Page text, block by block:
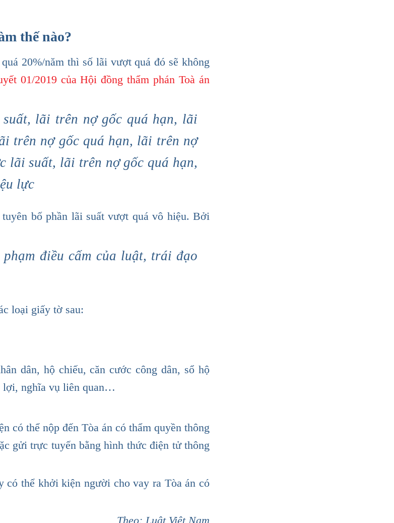
thế nào?
20%/năm thì số lãi vượt quá đó sẽ không
01/2019 của Hội đồng thẩm phán Toà án
lãi trên nợ gốc quá hạn, lãi
trên nợ gốc quá hạn, lãi trên nợ
lãi suất, lãi trên nợ gốc quá hạn,
lực
bố phần lãi suất vượt quá vô hiệu. Bởi
điều cấm của luật, trái đạo
loại giấy tờ sau:
dân, hộ chiếu, căn cước công dân, sổ hộ
nghĩa vụ liên quan…
có thể nộp đến Tòa án có thẩm quyền thông
gửi trực tuyến bằng hình thức điện tử thông
thể khởi kiện người cho vay ra Tòa án có
Theo: Luật Việt Nam